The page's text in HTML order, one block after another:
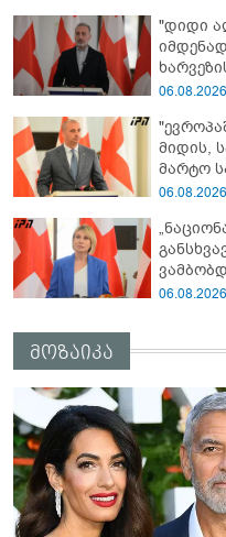
ირაკლი
"დიდი
06.08.2026
მიდის,
მარტო
06.08.2026
ნინო
06.08.2026
მოზაიკა